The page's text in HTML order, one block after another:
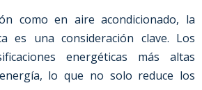
como en aire acondicionado, la
es una consideración clave. Los
energéticas más altas
lo que no solo reduce los